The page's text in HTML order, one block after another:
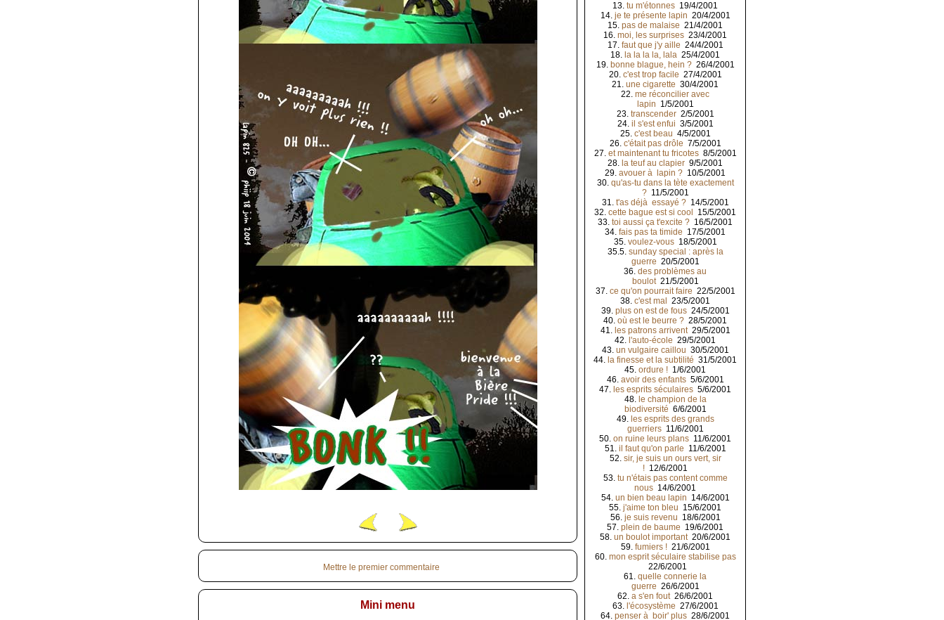
Mettre le premier commentaire
Mini menu
13. tu m'étonnes 19/4/2001
14. je te présente lapin 20/4/2001
15. pas de malaise 21/4/2001
16. moi, les surprises 23/4/2001
17. faut que j'y aille 24/4/2001
18. la la la la, lala 25/4/2001
19. bonne blague, hein ?26/4/2001
20. c'est trop facile 27/4/2001
21. une cigarette 30/4/2001
22. me réconcilier avec
lapin 1/5/2001
23. transcender2/5/2001
24. il s'est enfui 3/5/2001
25. c'est beau 4/5/2001
26. c'était pas drôle 7/5/2001
27. et maintenant tu fricotes8/5/2001
28. la teuf au clapier 9/5/2001
29. avouer à lapin ? 10/5/2001
30. qu'as-tu dans la tète exactement
?11/5/2001
31. t'as déjà essayé ?14/5/2001
32. cette bague est si cool
15/5/2001
33. toi aussi ça t'excite ? 16/5/2001
34. fais pas ta timide 17/5/2001
35. voulez-vous18/5/2001
35.5. sunday special : après la
guerre 20/5/2001
36. des problèmes au
boulot21/5/2001
37. ce qu'on pourrait faire 22/5/2001
38. c'est mal
23/5/2001
39. plus on est de fous24/5/2001
40. où est le beurre ? 28/5/2001
41. les patrons arrivent29/5/2001
42. l'auto-école 29/5/2001
43. un vulgaire caillou 30/5/2001
44. la finesse et la subtilité 31/5/2001
45. ordure ! 1/6/2001
46. avoir des enfants5/6/2001
47. les esprits séculaires 5/6/2001
48. le champion de la
biodiversité 6/6/2001
49. les esprits des grands
guerriers11/6/2001
50. on ruine leurs plans 11/6/2001
51. il faut qu'on parle 11/6/2001
52. sir, je suis un ours vert, sir
! 12/6/2001
53. tu n'étais pas content comme
nous 14/6/2001
54. un bien beau lapin 14/6/2001
55. j'aime ton bleu 15/6/2001
56. je suis revenu 18/6/2001
57. plein de baume 19/6/2001
58. un boulot important20/6/2001
59. fumiers !21/6/2001
60. mon esprit séculaire stabilise pas
22/6/2001
61. quelle connerie la
guerre 26/6/2001
62. a s'en fout26/6/2001
63. l'écosystème 27/6/2001
64. penser à boir' plus 28/6/2001